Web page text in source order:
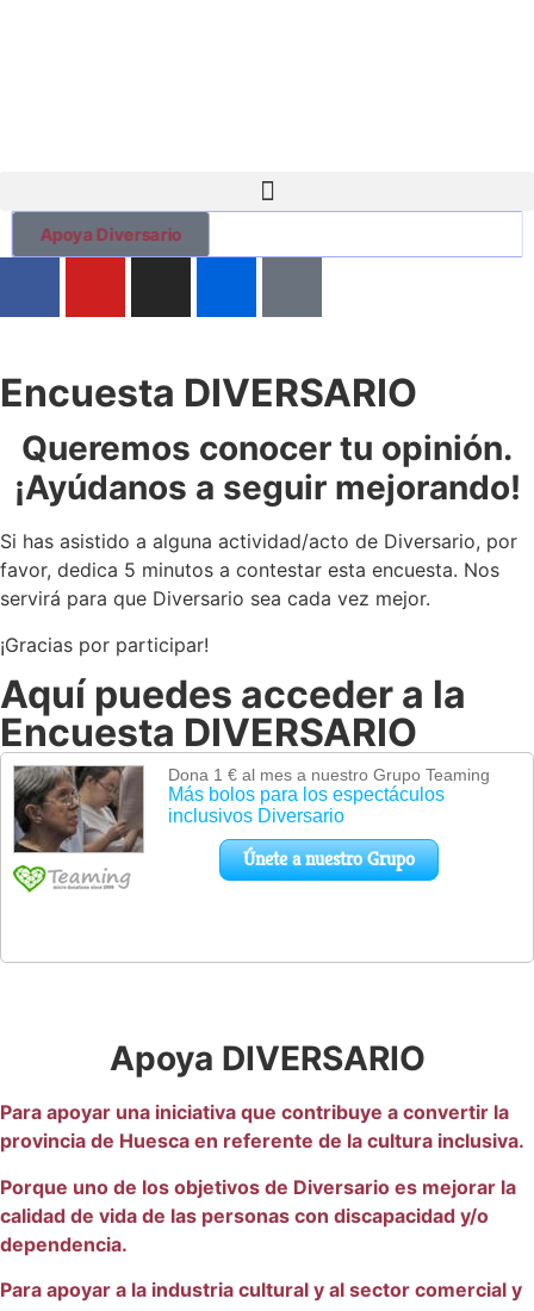
Apoya Diversario
Encuesta DIVERSARIO
Queremos conocer tu opinión.
¡Ayúdanos a seguir mejorando!
Si has asistido a alguna actividad/acto de Diversario, por
favor, dedica 5 minutos a contestar esta encuesta. Nos
servirá para que Diversario sea cada vez mejor.
¡Gracias por participar!
Aquí puedes acceder a la
Encuesta DIVERSARIO
Apoya DIVERSARIO
Para apoyar una iniciativa que contribuye a convertir la
provincia de Huesca en referente de la cultura inclusiva.
Porque uno de los objetivos de Diversario es mejorar la
calidad de vida de las personas con discapacidad y/o
dependencia.
Para apoyar a la industria cultural y al sector comercial y